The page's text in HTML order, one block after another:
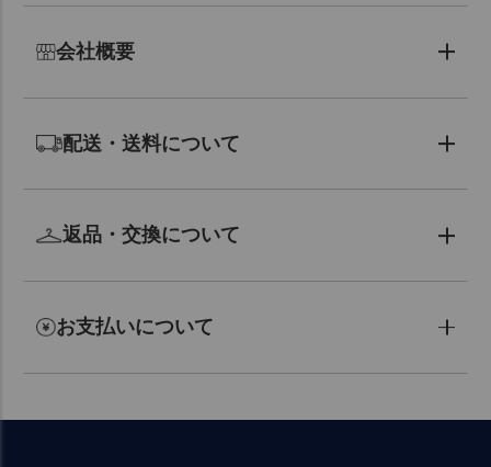
会社概要
配送・送料について
返品・交換について
お支払いについて